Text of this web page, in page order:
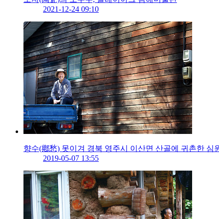
2021-12-24 09:10
향수(鄕愁) 못이겨 경북 영주시 이산면 산골에 귀촌한 심
2019-05-07 13:55